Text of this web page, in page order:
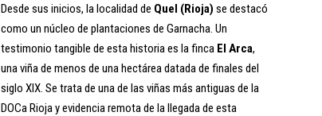
Desde sus inicios, la localidad de Quel (Rioja) se destacó
como un núcleo de plantaciones de Garnacha. Un
testimonio tangible de esta historia es la finca El Arca,
una viña de menos de una hectárea datada de finales del
siglo XIX. Se trata de una de las viñas más antiguas de la
DOCa Rioja y evidencia remota de la llegada de esta